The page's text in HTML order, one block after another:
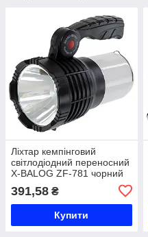
Ліхтар кемпінговий
світлодіодний переносний
X-BALOG ZF-781 чорний
391,58 ₴
Купити